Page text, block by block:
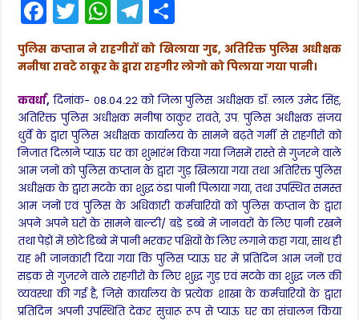
F
a
c
e
b
o
o
k
T
w
itt
er
W
h
a
ts
A
p
p
T
el
e
gr
a
m
h
ar
e
पुलिस कप्तान ने राहगीरों को खिलाया गुड, अतिरिक्त पुलिस अधीक्षक
मनीषा रावटे ठाकूर के द्वारा राहगीर लोगो को पिलाया गया पानी।
कवर्धा, दिनांक- 08.04.22 को जिला पुलिस अधीक्षक डॉ. लाल उमेद सिंह,
अतिरिक्त पुलिस अधीक्षक मनीषा ठाकुर रावते, उप. पुलिस अधीक्षक संजय
धुर्वे के द्वारा पुलिस अधीक्षक कार्यालय के सामने बढ़ते गर्मी से राहगीरों को
निजात दिलाने प्याऊ घर का शुभारंभ किया गया जिसमें रास्ते से गुजरने वाले
आम जनों को पुलिस कप्तान के द्वारा गुड़ खिलाया गया तथा अतिरिक्त पुलिस
अधीक्षक के द्वारा मटके का शुद्ध ठंडा पानी पिलाया गया, तथा उपस्थित समस्त
आम जनों एवं पुलिस के अधिकारी कर्मचारियों को पुलिस कप्तान के द्वारा
अपने अपने घरों के सामने बाल्टी/ बड़े डब्बे में जानवरों के लिए पानी रखने
तथा पेड़ों में छोटे डिब्बे में पानी भरकर पक्षियों के लिए लगाने कहा गया, साथ ही
यह भी जानकारी दिया गया कि पुलिस प्याऊ घर में प्रतिदिन आम जनों एवं
सड़क से गुजरने वाले राहगीरों के लिए शुद्ध गुड़ एवं मटके का शुद्ध जल की
व्यवस्था की गई है, जिसे कार्यालय के प्रत्येक शाखा के कर्मचारियों के द्वारा
प्रतिदिन अपनी उपस्थिति देकर सुचारू रूप से प्याऊ घर का संचालन किया